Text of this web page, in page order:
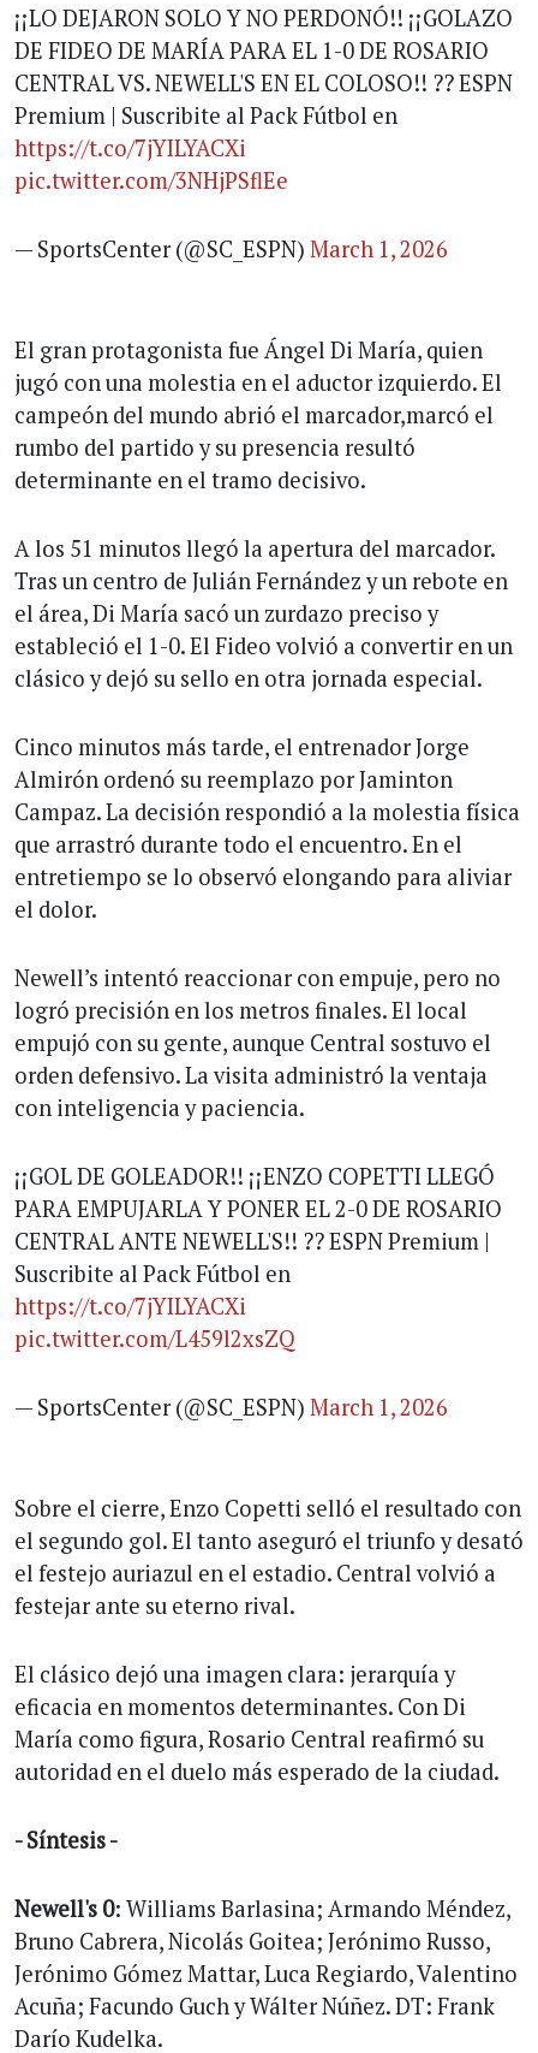
¡¡LO DEJARON SOLO Y NO PERDONÓ!! ¡¡GOLAZO
DE FIDEO DE MARÍA PARA EL 1-0 DE ROSARIO
CENTRAL VS. NEWELL'S EN EL COLOSO!! ?? ESPN
Premium | Suscribite al Pack Fútbol en
https://t.co/7jYILYACXi
pic.twitter.com/3NHjPSflEe
— SportsCenter (@SC_ESPN) March 1, 2026
El gran protagonista fue Ángel Di María, quien
jugó con una molestia en el aductor izquierdo. El
campeón del mundo abrió el marcador,marcó el
rumbo del partido y su presencia resultó
determinante en el tramo decisivo.
A los 51 minutos llegó la apertura del marcador.
Tras un centro de Julián Fernández y un rebote en
el área, Di María sacó un zurdazo preciso y
estableció el 1-0. El Fideo volvió a convertir en un
clásico y dejó su sello en otra jornada especial.
Cinco minutos más tarde, el entrenador Jorge
Almirón ordenó su reemplazo por Jaminton
Campaz. La decisión respondió a la molestia física
que arrastró durante todo el encuentro. En el
entretiempo se lo observó elongando para aliviar
el dolor.
Newell’s intentó reaccionar con empuje, pero no
logró precisión en los metros finales. El local
empujó con su gente, aunque Central sostuvo el
orden defensivo. La visita administró la ventaja
con inteligencia y paciencia.
¡¡GOL DE GOLEADOR!! ¡¡ENZO COPETTI LLEGÓ
PARA EMPUJARLA Y PONER EL 2-0 DE ROSARIO
CENTRAL ANTE NEWELL'S!! ?? ESPN Premium |
Suscribite al Pack Fútbol en
https://t.co/7jYILYACXi
pic.twitter.com/L459l2xsZQ
— SportsCenter (@SC_ESPN) March 1, 2026
Sobre el cierre, Enzo Copetti selló el resultado con
el segundo gol. El tanto aseguró el triunfo y desató
el festejo auriazul en el estadio. Central volvió a
festejar ante su eterno rival.
El clásico dejó una imagen clara: jerarquía y
eficacia en momentos determinantes. Con Di
María como figura, Rosario Central reafirmó su
autoridad en el duelo más esperado de la ciudad.
- Síntesis -
Newell's 0: Williams Barlasina; Armando Méndez,
Bruno Cabrera, Nicolás Goitea; Jerónimo Russo,
Jerónimo Gómez Mattar, Luca Regiardo, Valentino
Acuña; Facundo Guch y Wálter Núñez. DT: Frank
Darío Kudelka.